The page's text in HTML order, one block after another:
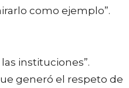
como ejemplo”.
instituciones”.
generó el respeto de